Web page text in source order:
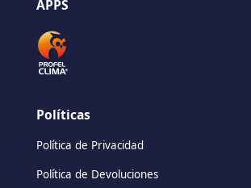
APPS
Políticas
Política de Privacidad
Política de Devoluciones